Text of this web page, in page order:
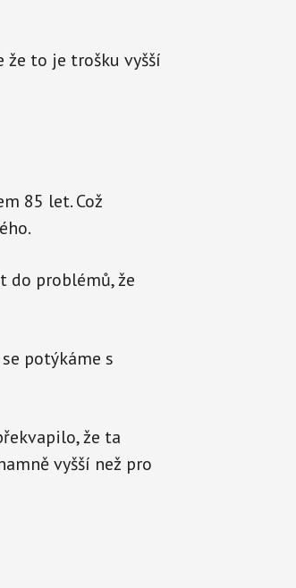
že to je trošku vyšší
85 let. Což
do problémů, že
potýkáme s
že ta
vyšší než pro